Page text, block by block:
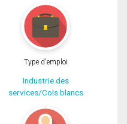
Type d'emploi
Industrie des
services/Cols blancs